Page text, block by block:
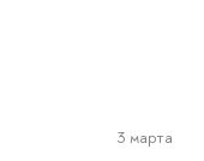
3 марта